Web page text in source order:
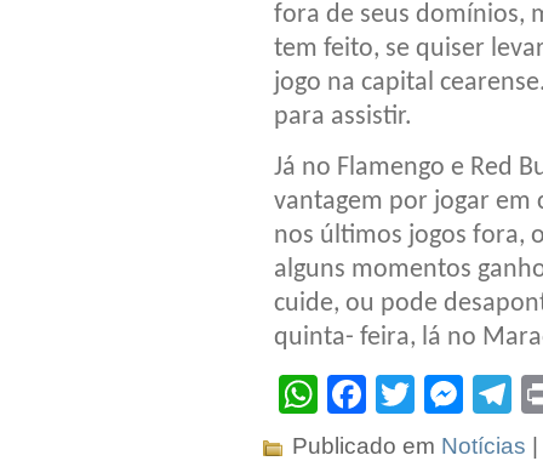
fora de seus domínios,
tem feito, se quiser
jogo na capital
para assistir.
Já no Flamengo e Red
vantagem por jogar em
nos últimos jogos fora,
alguns momentos
cuide, ou pode
quinta- feira, lá no
WhatsApp
Facebook
Twitter
Publicado em Notícias